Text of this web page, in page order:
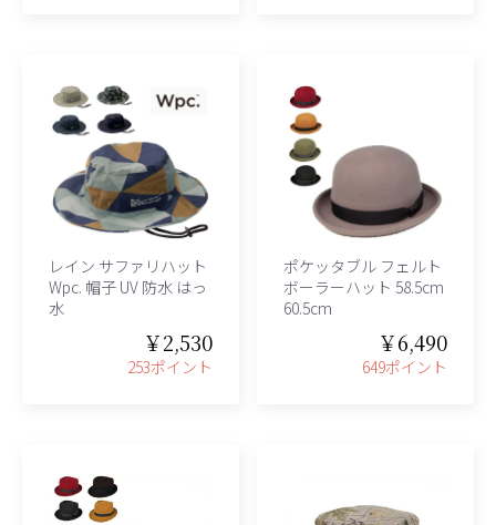
レイン サファリハット
Wpc. 帽子 UV 防水 はっ
水
￥2,530
253ポイント
ポケッタブル フェルト
ボーラーハット 58.5cm
60.5cm
￥6,490
649ポイント